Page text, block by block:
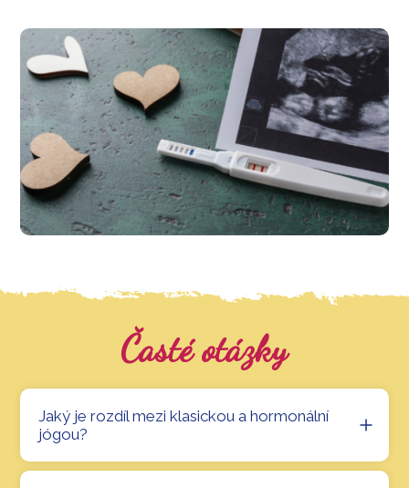
Časté otázky
Jaký je rozdíl mezi klasickou a hormonální
jógou?